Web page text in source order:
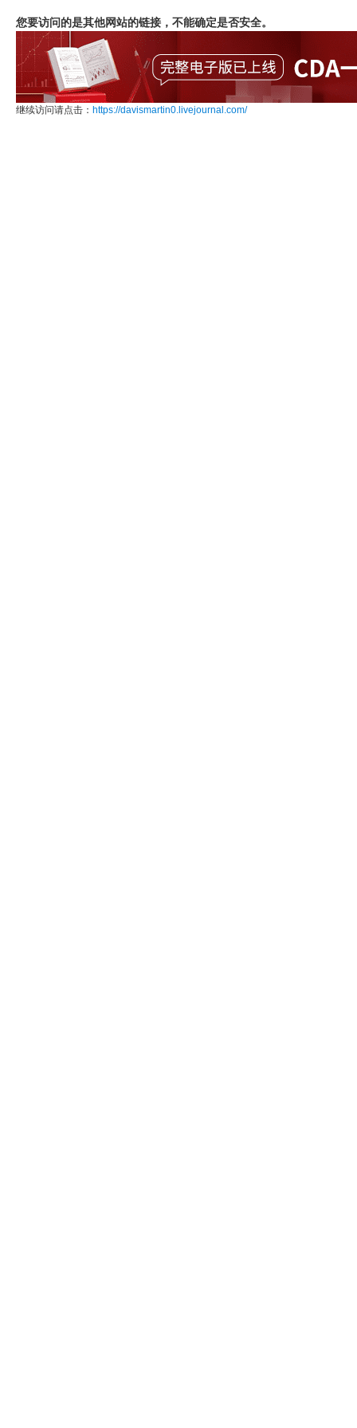
您要访问的是其他网站的链接，不能确定是否安全。
继续访问请点击： https://davismartin0.livejournal.com/